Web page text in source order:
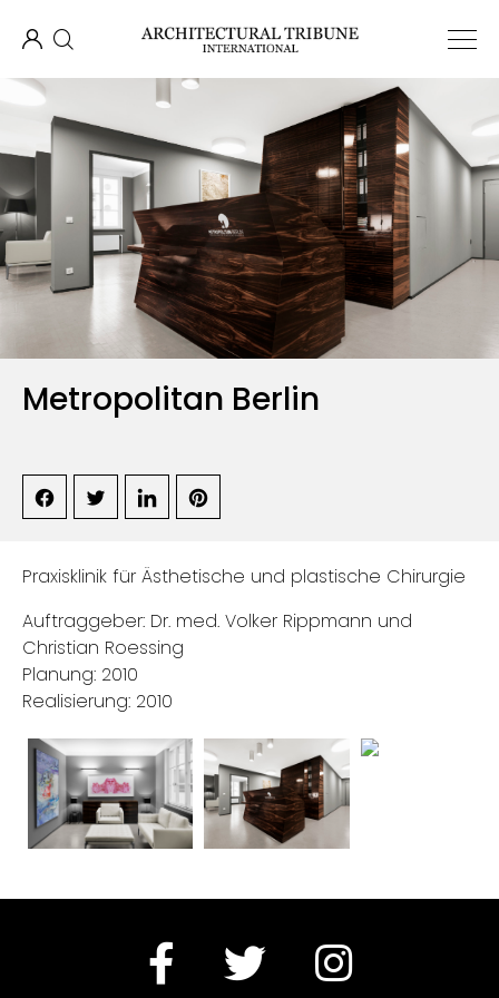
Metropolitan Berlin
Praxisklinik für Ästhetische und plastische Chirurgie
Auftraggeber: Dr. med. Volker Rippmann und
Christian Roessing
Planung: 2010
Realisierung: 2010